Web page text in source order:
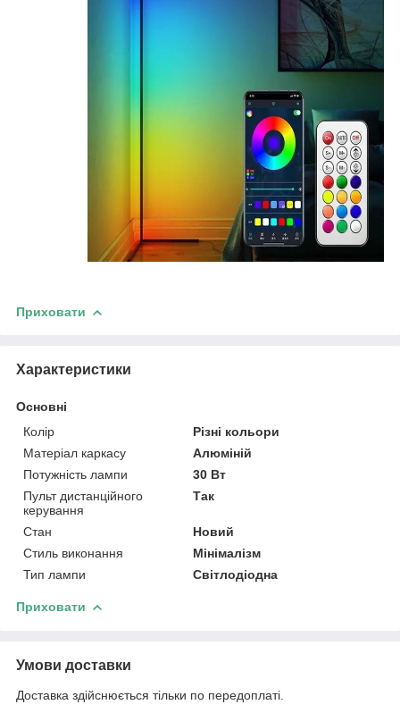
Приховати
Характеристики
Основні
Колір
Різні кольори
Матеріал каркасу
Алюміній
Потужність лампи
30 Вт
Пульт дистанційного
керування
Так
Стан
Новий
Стиль виконання
Мінімалізм
Тип лампи
Світлодіодна
Приховати
Умови доставки
Доставка здійснюється тільки по передоплаті.